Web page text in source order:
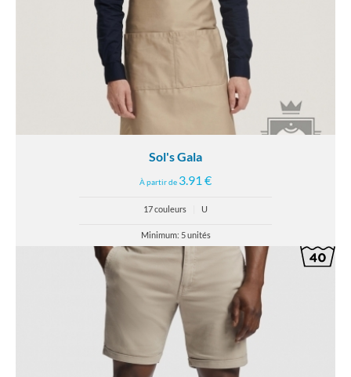
Sol's Gala
À partir de 3.91 €
17 couleurs U
Minimum: 5 unités